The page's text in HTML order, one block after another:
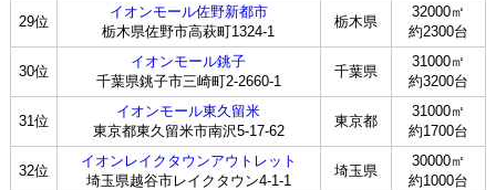
29位
イオンモール佐野新都市
栃木県佐野市高萩町1324-1
栃木県
32000㎡
約2300台
30位
イオンモール銚子
千葉県銚子市三崎町2-2660-1
千葉県
31000㎡
約3200台
31位
イオンモール東久留米
東京都東久留米市南沢5-17-62
東京都
31000㎡
約1700台
32位
イオンレイクタウンアウトレット
埼玉県越谷市レイクタウン4-1-1
埼玉県
30000㎡
約1000台